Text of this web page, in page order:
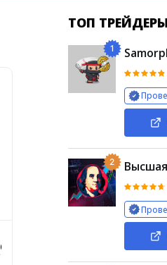
Основные сведения о создателе
ТОП ТРЕЙДЕРЫ
1
2